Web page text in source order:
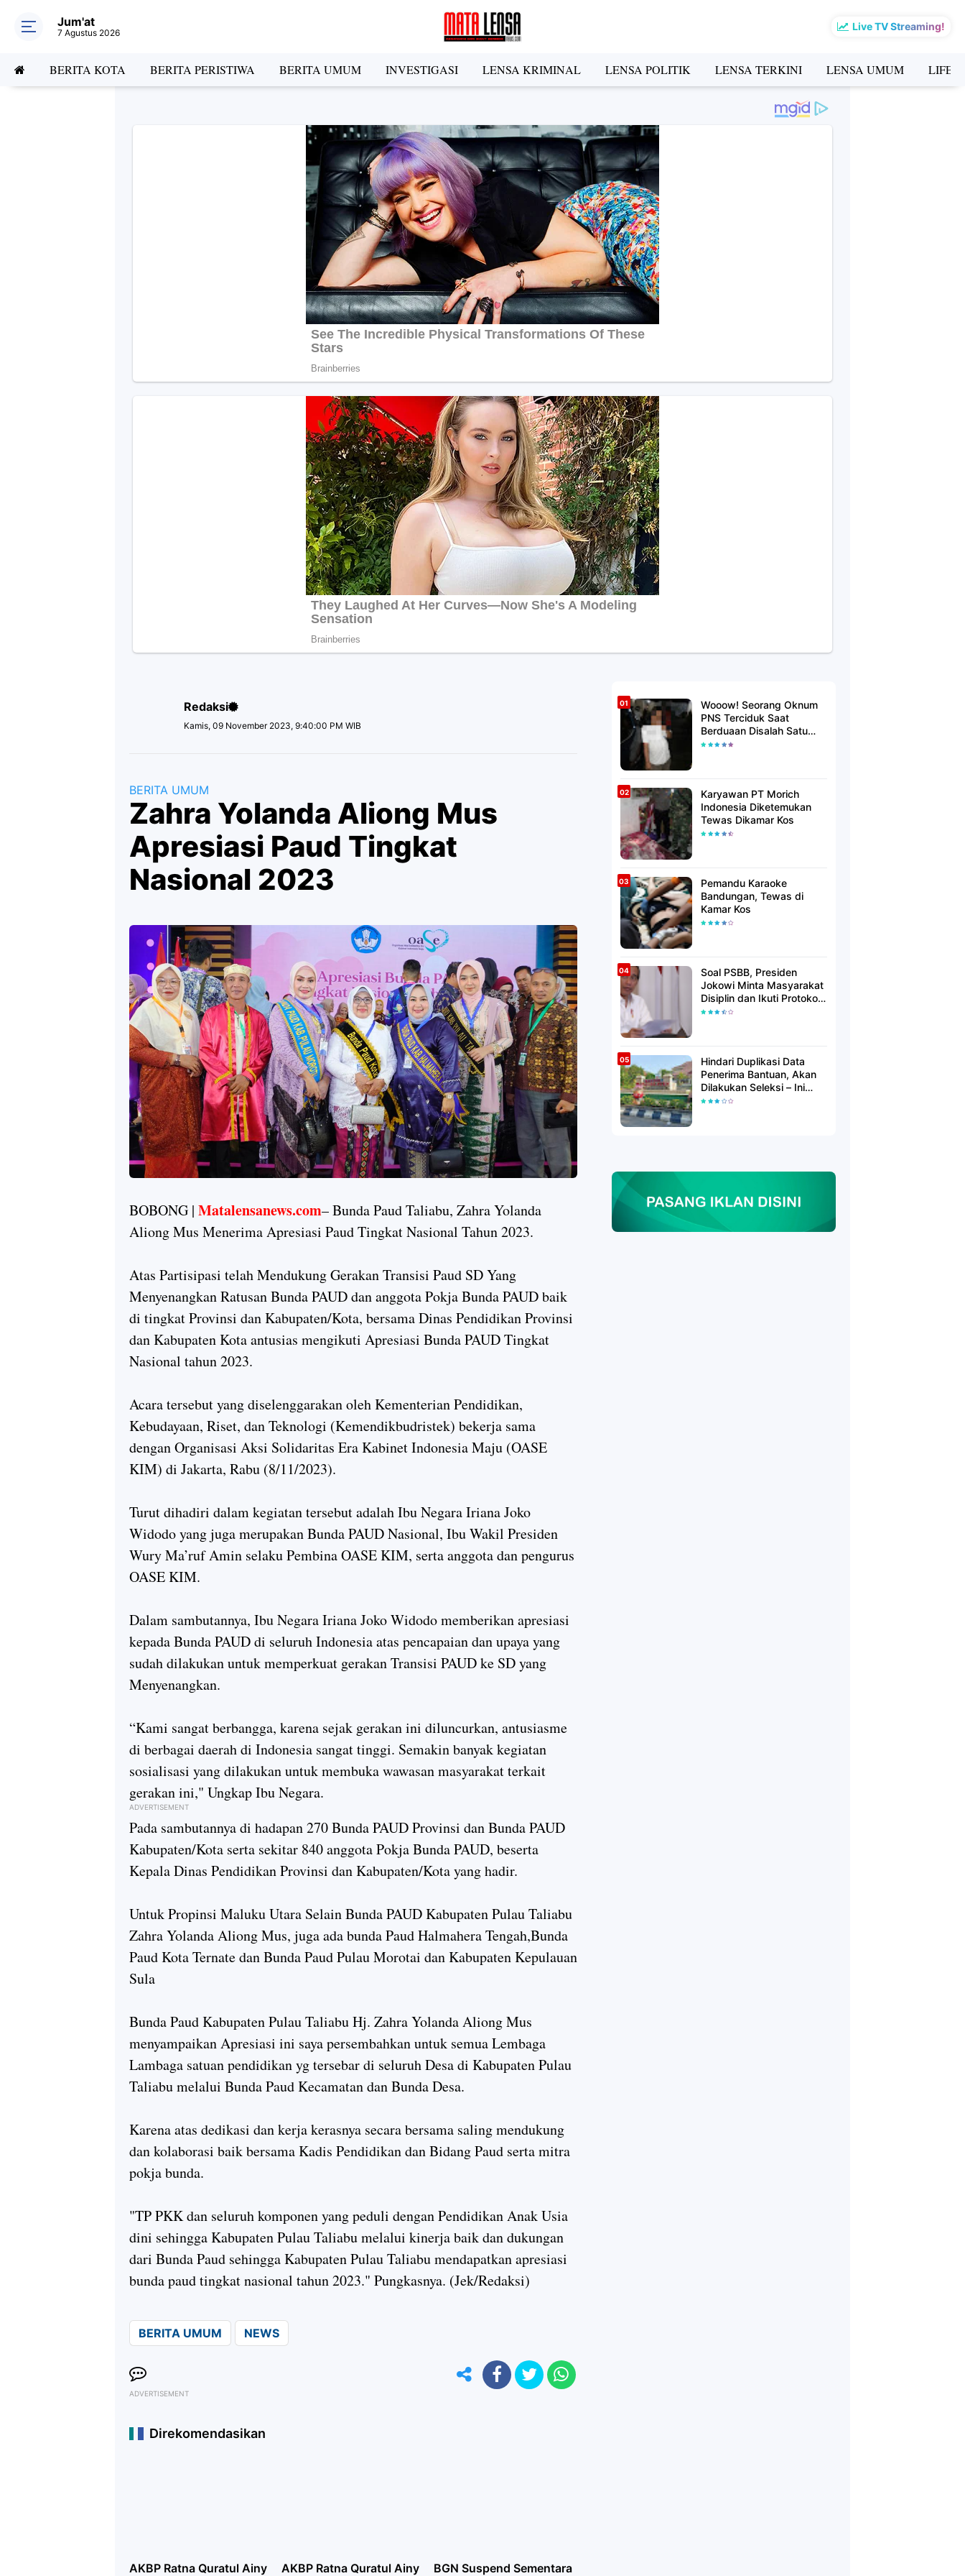
Live TV Streaming!
Jum'at
7 Agustus 2026
BERITA KOTA BERITA PERISTIWA BERITA UMUM INVESTIGASI LENSA KRIMINAL LENSA POLITIK LENSA TERKINI LENSA UMUM
Redaksi
Kamis, 09 November 2023, 9:40:00 PM WIB
BERITA UMUM
Zahra Yolanda Aliong Mus
Apresiasi Paud Tingkat
Nasional 2023
BOBONG | Matalensanews.com– Bunda Paud Taliabu, Zahra Yolanda
Aliong Mus Menerima Apresiasi Paud Tingkat Nasional Tahun 2023.
Atas Partisipasi telah Mendukung Gerakan Transisi Paud SD Yang
Menyenangkan Ratusan Bunda PAUD dan anggota Pokja Bunda PAUD baik
di tingkat Provinsi dan Kabupaten/Kota, bersama Dinas Pendidikan Provinsi
dan Kabupaten Kota antusias mengikuti Apresiasi Bunda PAUD Tingkat
Nasional tahun 2023.
Acara tersebut yang diselenggarakan oleh Kementerian Pendidikan,
Kebudayaan, Riset, dan Teknologi (Kemendikbudristek) bekerja sama
dengan Organisasi Aksi Solidaritas Era Kabinet Indonesia Maju (OASE
KIM) di Jakarta, Rabu (8/11/2023).
Turut dihadiri dalam kegiatan tersebut adalah Ibu Negara Iriana Joko
Widodo yang juga merupakan Bunda PAUD Nasional, Ibu Wakil Presiden
Wury Ma’ruf Amin selaku Pembina OASE KIM, serta anggota dan pengurus
OASE KIM.
Dalam sambutannya, Ibu Negara Iriana Joko Widodo memberikan apresiasi
kepada Bunda PAUD di seluruh Indonesia atas pencapaian dan upaya yang
sudah dilakukan untuk memperkuat gerakan Transisi PAUD ke SD yang
Menyenangkan.
“Kami sangat berbangga, karena sejak gerakan ini diluncurkan, antusiasme
di berbagai daerah di Indonesia sangat tinggi. Semakin banyak kegiatan
sosialisasi yang dilakukan untuk membuka wawasan masyarakat terkait
gerakan ini," Ungkap Ibu Negara.
ADVERTISEMENT
Pada sambutannya di hadapan 270 Bunda PAUD Provinsi dan Bunda PAUD
Kabupaten/Kota serta sekitar 840 anggota Pokja Bunda PAUD, beserta
Kepala Dinas Pendidikan Provinsi dan Kabupaten/Kota yang hadir.
Untuk Propinsi Maluku Utara Selain Bunda PAUD Kabupaten Pulau Taliabu
Zahra Yolanda Aliong Mus, juga ada bunda Paud Halmahera Tengah,Bunda
Paud Kota Ternate dan Bunda Paud Pulau Morotai dan Kabupaten Kepulauan
Sula
Bunda Paud Kabupaten Pulau Taliabu Hj. Zahra Yolanda Aliong Mus
menyampaikan Apresiasi ini saya persembahkan untuk semua Lembaga
Lambaga satuan pendidikan yg tersebar di seluruh Desa di Kabupaten Pulau
Taliabu melalui Bunda Paud Kecamatan dan Bunda Desa.
Karena atas dedikasi dan kerja kerasnya secara bersama saling mendukung
dan kolaborasi baik bersama Kadis Pendidikan dan Bidang Paud serta mitra
pokja bunda.
"TP PKK dan seluruh komponen yang peduli dengan Pendidikan Anak Usia
dini sehingga Kabupaten Pulau Taliabu melalui kinerja baik dan dukungan
dari Bunda Paud sehingga Kabupaten Pulau Taliabu mendapatkan apresiasi
bunda paud tingkat nasional tahun 2023." Pungkasnya. (Jek/Redaksi)
BERITA UMUM NEWS
ADVERTISEMENT
Direkomendasikan
AKBP Ratna Quratul Ainy
AKBP Ratna Quratul Ainy
BGN Suspend Sementara
Wooow! Seorang Oknum
PNS Terciduk Saat
Berduaan Disalah Satu
Kamar Hotel Salatiga
Karyawan PT Morich
Indonesia Diketemukan
Tewas Dikamar Kos
Pemandu Karaoke
Bandungan, Tewas di
Kamar Kos
Soal PSBB, Presiden
Jokowi Minta Masyarakat
Disiplin dan Ikuti Protokol
Kesehatan
Hindari Duplikasi Data
Penerima Bantuan, Akan
Dilakukan Seleksi – Ini
Penjelasanya